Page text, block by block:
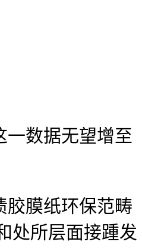
数据无望增至
膜纸环保范畴
处所层面接踵发